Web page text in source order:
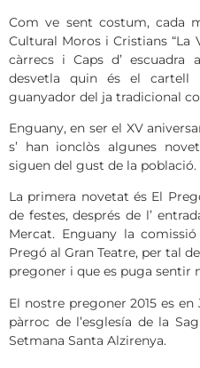
Com ve sent costum, cada
Cultural Moros i Cristians “La
càrrecs i Caps d’ escuadra
desvetla quin és el
guanyador del ja tradicional
Enguany, en ser el XV
s’ han ionclòs algunes
siguen del gust de la població.
La primera novetat és El
de festes, després de l’
Mercat. Enguany la
Pregó al Gran Teatre, per tal
pregoner i que es puga sentir
El nostre pregoner 2015 es
pàrroc de l’esglesía de la
Setmana Santa Alzirenya.